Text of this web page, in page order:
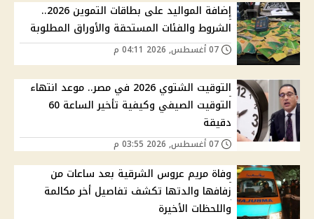
إضافة المواليد على بطاقات التموين 2026..
الشروط والفئات المستحقة والأوراق المطلوبة
التوقيت الشتوي 2026 في مصر.. موعد انتهاء
التوقيت الصيفي وكيفية تأخير الساعة 60
دقيقة
وفاة مريم عروس الشرقية بعد ساعات من
زفافها والدتها تكشف تفاصيل أخر مكالمة
واللحظات الأخيرة